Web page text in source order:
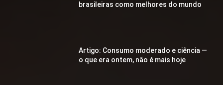
brasileiras como melhores do mundo
Artigo: Consumo moderado e ciência —
o que era ontem, não é mais hoje